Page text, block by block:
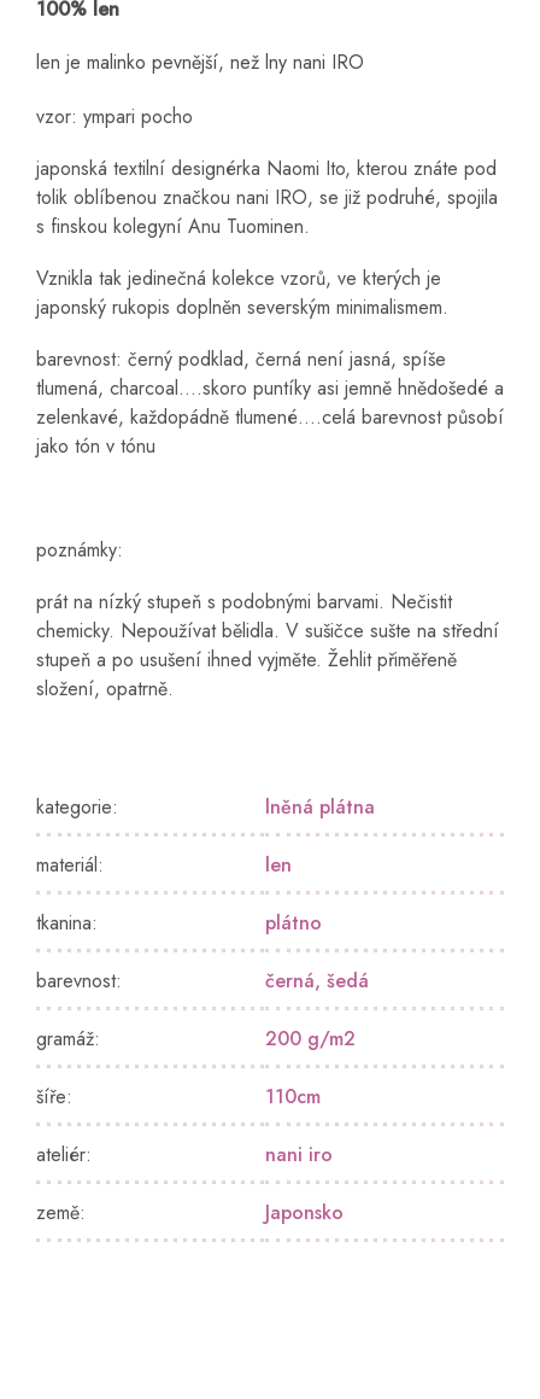
100% len
len je malinko pevnější, než lny nani IRO
vzor: ympari pocho
japonská textilní designérka Naomi Ito, kterou znáte pod
tolik oblíbenou značkou nani IRO, se již podruhé, spojila
s finskou kolegyní Anu Tuominen.
Vznikla tak jedinečná kolekce vzorů, ve kterých je
japonský rukopis doplněn severským minimalismem.
barevnost: černý podklad, černá není jasná, spíše
tlumená, charcoal....skoro puntíky asi jemně hnědošedé a
zelenkavé, každopádně tlumené....celá barevnost působí
jako tón v tónu
poznámky:
prát na nízký stupeň s podobnými barvami. Nečistit
chemicky. Nepoužívat bělidla. V sušičce sušte na střední
stupeň a po usušení ihned vyjměte. Žehlit přiměřeně
složení, opatrně.
kategorie: lněná plátna
materiál: len
tkanina: plátno
barevnost: černá, šedá
gramáž: 200 g/m2
šíře: 110cm
ateliér: nani iro
země: Japonsko